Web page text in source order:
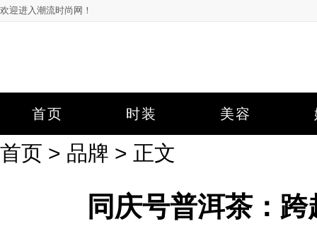
欢迎进入潮流时尚网！
首页 时装 美容
首页 > 品牌 > 正文
同庆号普洱茶：